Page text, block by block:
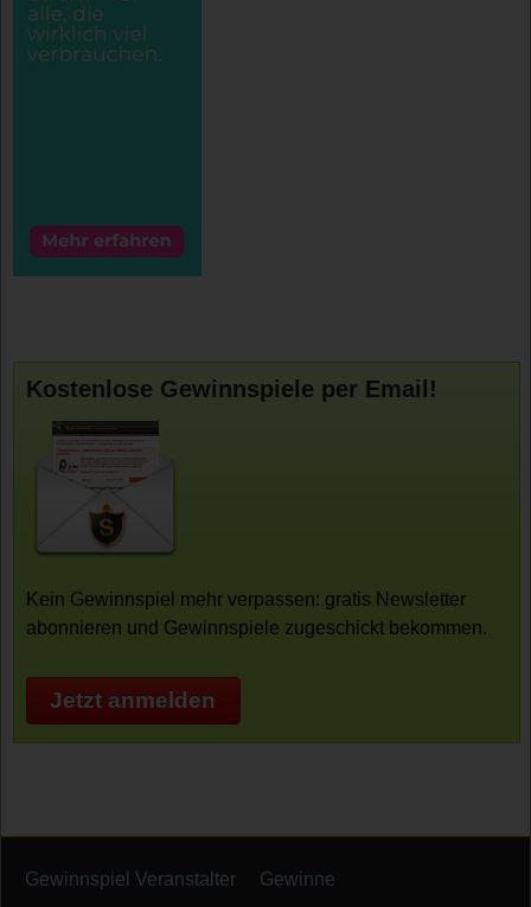
Kostenlose Gewinnspiele per Email!
Kein Gewinnspiel mehr verpassen: gratis Newsletter
abonnieren und Gewinnspiele zugeschickt bekommen.
Jetzt anmelden
Gewinnspiel Veranstalter Gewinne